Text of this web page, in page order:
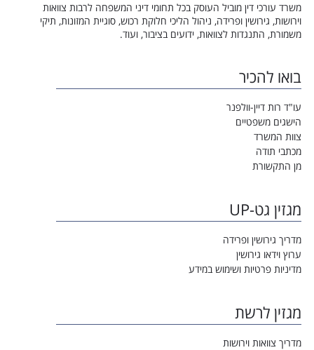
משרד עורכי דין מוביל העוסק בכל תחומי דיני המשפחה לרבות צוואות
וירושות, גירושין ופרידה, ניהול הליכי חלוקת רכוש, סוגיית המזונות, תיקי
משמורת, התנגדות לצוואות, ידועים בציבור, ועוד.
בואו להכיר
עו"ד רות דיין-וולפנר
הישגים משפטיים
צוות המשרד
מכתבי תודה
מן התקשורת
מגזין גט-UP
מדריך גירושין ופרידה
ערוץ וידאו גירושין
מדיניות פרטיות ושימוש במידע
מגזין לרשת
מדריך צוואות וירושות